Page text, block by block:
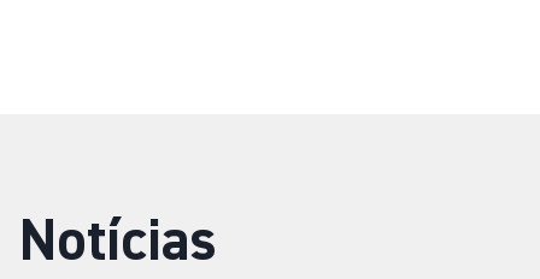
Notícias